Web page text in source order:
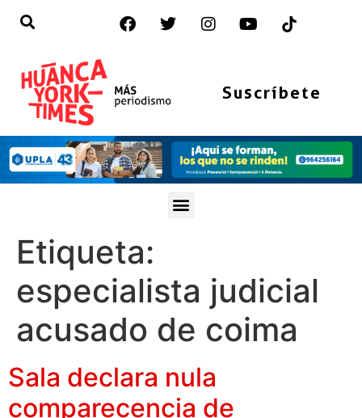
Suscríbete
Etiqueta:
especialista judicial
acusado de coima
Sala declara nula
comparecencia de